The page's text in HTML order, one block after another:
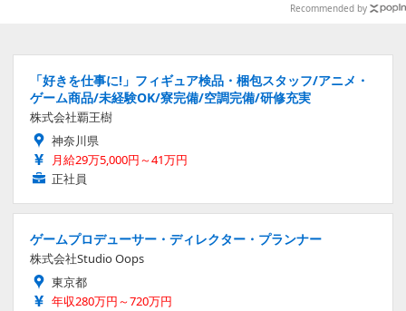
Recommended by
「好きを仕事に!」フィギュア検品・梱包スタッフ/アニメ・
ゲーム商品/未経験OK/寮完備/空調完備/研修充実
株式会社覇王樹
神奈川県
月給29万5,000円～41万円
正社員
ゲームプロデューサー・ディレクター・プランナー
株式会社Studio Oops
東京都
年収280万円～720万円